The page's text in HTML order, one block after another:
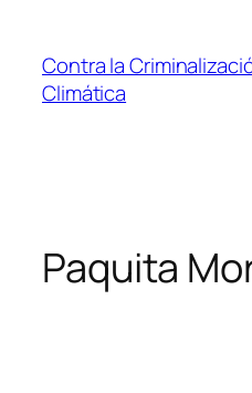
contenido
Contra la
Climática
Paquita